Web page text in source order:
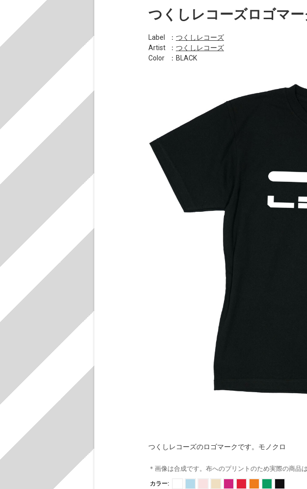
つくしレコーズロゴマー
Label ： つくしレコーズ
Artist
： つくしレコーズ
Color
：BLACK
つくしレコーズのロゴマークです。モノクロ
＊画像は合成です。布へのプリントのため実際の商品
カラー: